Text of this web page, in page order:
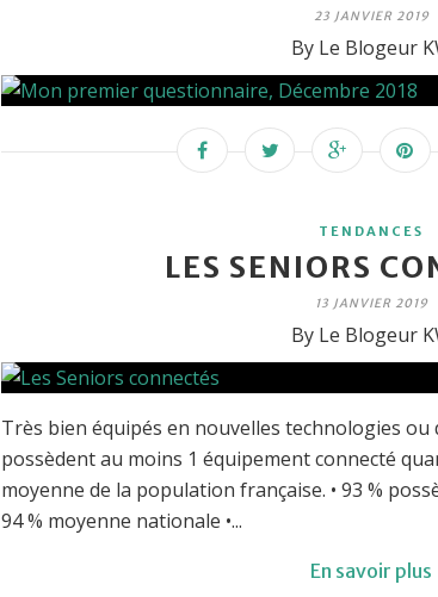
23 JANVIER 2019
By Le Blogeur
TENDANCES
LES SENIORS
13 JANVIER 2019
By Le Blogeur
Très bien équipés en nouvelles technologies ou
possèdent au moins 1 équipement connecté
moyenne de la population française. • 93 %
94 % moyenne nationale •...
En savoir plus